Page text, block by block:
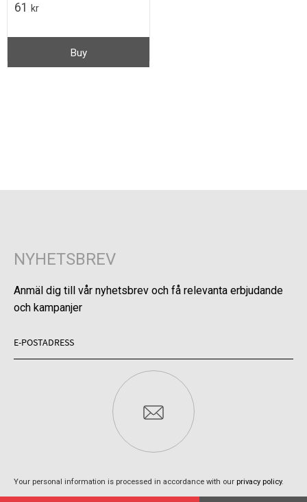
61 kr
Buy
NYHETSBREV
Anmäl dig till vår nyhetsbrev och få relevanta erbjudande
och kampanjer
Your personal information is processed in accordance with our privacy policy.